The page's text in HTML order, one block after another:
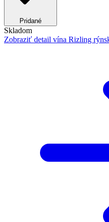
Pridané
Skladom
Zobraziť detail vína Rizling